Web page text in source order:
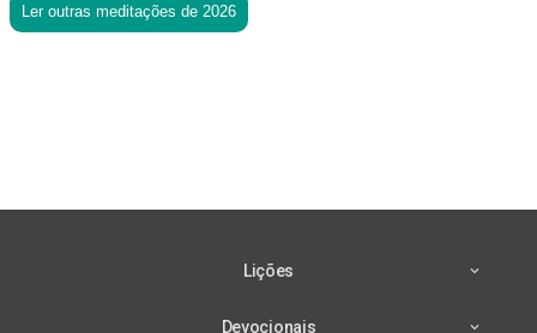
Ler outras meditações de 2026
Lições
Devocionais